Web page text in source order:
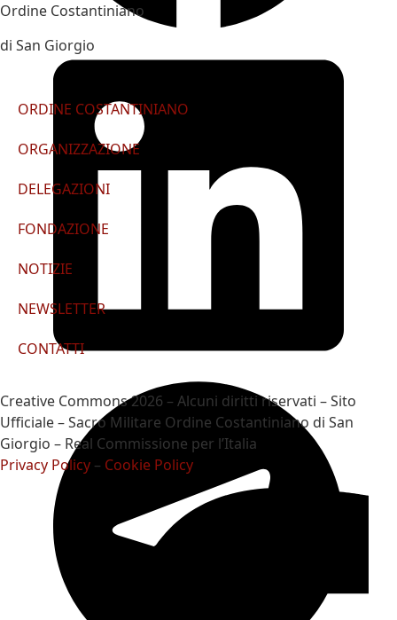
Ordine Costantiniano
di San Giorgio
ORDINE COSTANTINIANO
ORGANIZZAZIONE
DELEGAZIONI
FONDAZIONE
NOTIZIE
NEWSLETTER
CONTATTI
Creative Commons 2026 – Alcuni diritti riservati – Sito
Ufficiale – Sacro Militare Ordine Costantiniano di San
Giorgio – Real Commissione per l’Italia
Privacy Policy – Cookie Policy